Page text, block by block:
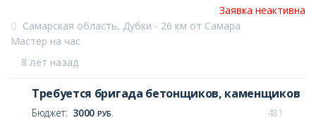
Заявка неактивна
8 лет назад
Самарская область, Дубки - 26 км от Самара
Мастер на час
Требуется бригада бетонщиков, каменщиков
Бюджет: 3000 РУБ.
481